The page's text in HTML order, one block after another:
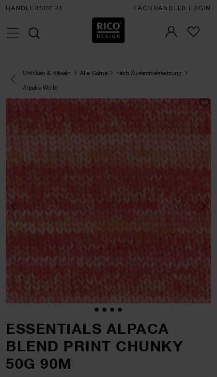
HÄNDLERSUCHE FACHHÄNDLER LOGIN
Eine Kategorie zurück navigieren
Stricken & Häkeln Alle Garne
nach Zusammensetzung
Alpaka Wolle
ESSENTIALS ALPACA
BLEND PRINT CHUNKY
50G 90M